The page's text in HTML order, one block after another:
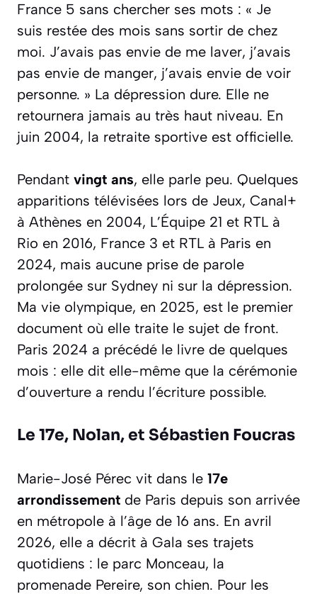
France 5 sans chercher ses mots : « Je
suis restée des mois sans sortir de chez
moi. J’avais pas envie de me laver, j’avais
pas envie de manger, j’avais envie de voir
personne. » La dépression dure. Elle ne
retournera jamais au très haut niveau. En
juin 2004, la retraite sportive est officielle.
Pendant vingt ans, elle parle peu. Quelques
apparitions télévisées lors de Jeux, Canal+
à Athènes en 2004, L’Équipe 21 et RTL à
Rio en 2016, France 3 et RTL à Paris en
2024, mais aucune prise de parole
prolongée sur Sydney ni sur la dépression.
Ma vie olympique, en 2025, est le premier
document où elle traite le sujet de front.
Paris 2024 a précédé le livre de quelques
mois : elle dit elle-même que la cérémonie
d’ouverture a rendu l’écriture possible.
Le 17e, Nolan, et Sébastien Foucras
Marie-José Pérec vit dans le 17e
arrondissement de Paris depuis son arrivée
en métropole à l’âge de 16 ans. En avril
2026, elle a décrit à Gala ses trajets
quotidiens : le parc Monceau, la
promenade Pereire, son chien. Pour les